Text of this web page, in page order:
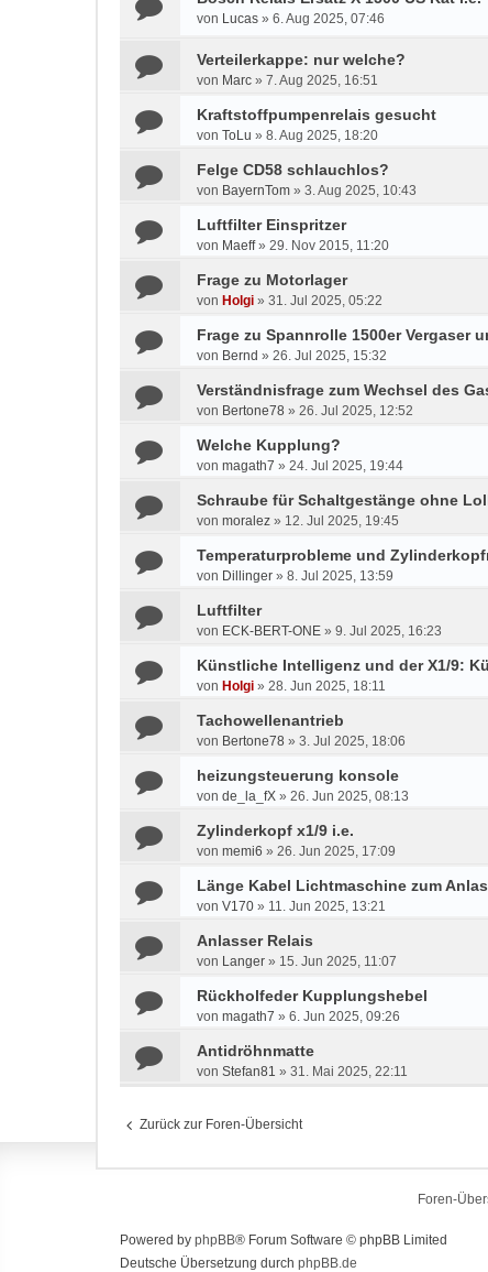
von Lucas » 6. Aug 2025, 07:46
Verteilerkappe: nur welche?
von Marc » 7. Aug 2025, 16:51
Kraftstoffpumpenrelais gesucht
von ToLu » 8. Aug 2025, 18:20
Felge CD58 schlauchlos?
von BayernTom » 3. Aug 2025, 10:43
Luftfilter Einspritzer
von Maeff» 29. Nov 2015, 11:20
Frage zu Motorlager
von Holgi » 31. Jul 2025, 05:22
Frage zu Spannrolle 1500er Vergaser
von Bernd » 26. Jul 2025, 15:32
Verständnisfrage zum Wechsel des
von Bertone78 » 26. Jul 2025, 12:52
Welche Kupplung?
von magath7 » 24. Jul 2025, 19:44
Schraube für Schaltgestänge ohne
von moralez » 12. Jul 2025, 19:45
Temperaturprobleme und
von Dillinger » 8. Jul 2025, 13:59
Luftfilter
von ECK-BERT-ONE » 9. Jul 2025, 16:23
Künstliche Intelligenz und der X1/9:
von Holgi » 28. Jun 2025, 18:11
Tachowellenantrieb
von Bertone78 » 3. Jul 2025, 18:06
heizungsteuerung konsole
von de_la_fX » 26. Jun 2025, 08:13
Zylinderkopf x1/9 i.e.
von memi6 » 26. Jun 2025, 17:09
Länge Kabel Lichtmaschine zum
von V170 » 11. Jun 2025, 13:21
Anlasser Relais
von Langer » 15. Jun 2025, 11:07
Rückholfeder Kupplungshebel
von magath7 » 6. Jun 2025, 09:26
Antidröhnmatte
von Stefan81 » 31. Mai 2025, 22:11
Zurück zur Foren-Übersicht
Foren-
Powered by phpBB® Forum Software © phpBB Limited
Deutsche Übersetzung durch phpBB.de